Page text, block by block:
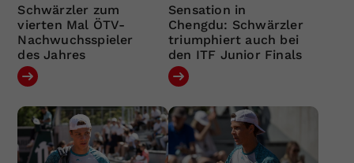
Schwärzler zum
vierten Mal ÖTV-
Nachwuchsspieler
des Jahres
Sensation in
Chengdu: Schwärzler
triumphiert auch bei
den ITF Junior Finals